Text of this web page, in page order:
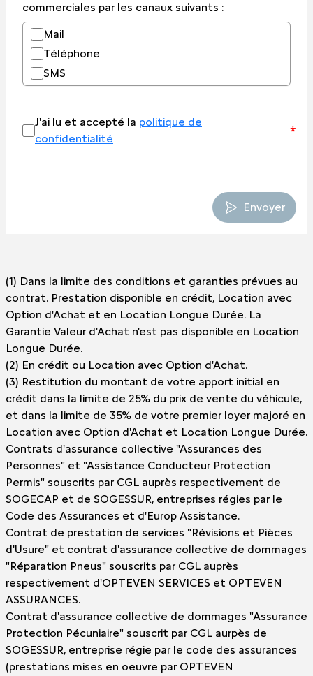
commerciales par les canaux suivants :
Mail
Téléphone
SMS
J'ai lu et accepté la politique de
confidentialité
*
Envoyer
(1) Dans la limite des conditions et garanties prévues au
contrat. Prestation disponible en crédit, Location avec
Option d'Achat et en Location Longue Durée. La
Garantie Valeur d'Achat n'est pas disponible en Location
Longue Durée.
(2) En crédit ou Location avec Option d'Achat.
(3) Restitution du montant de votre apport initial en
crédit dans la limite de 25% du prix de vente du véhicule,
et dans la limite de 35% de votre premier loyer majoré en
Location avec Option d'Achat et Location Longue Durée.
Contrats d'assurance collective "Assurances des
Personnes" et "Assistance Conducteur Protection
Permis" souscrits par CGL auprès respectivement de
SOGECAP et de SOGESSUR, entreprises régies par le
Code des Assurances et d'Europ Assistance.
Contrat de prestation de services "Révisions et Pièces
d'Usure" et contrat d'assurance collective de dommages
"Réparation Pneus" souscrits par CGL auprès
respectivement d'OPTEVEN SERVICES et OPTEVEN
ASSURANCES.
Contrat d'assurance collective de dommages "Assurance
Protection Pécuniaire" souscrit par CGL aurpès de
SOGESSUR, entreprise régie par le code des assurances
(prestations mises en oeuvre par OPTEVEN